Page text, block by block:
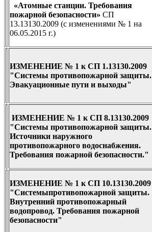
«Атомные станции. Требования
пожарной безопасности» СП
13.13130.2009 (с изменениями № 1 на
06.05.2015 г.)
ИЗМЕНЕНИЕ № 1 к СП 1.13130.2009
"Системы противопожарной защиты.
Эвакуационные пути и выходы"
ИЗМЕНЕНИЕ № 1 к СП 8.13130.2009
"Системы противопожарной защиты.
Источники наружного
противопожарного водоснабжения.
Требования пожарной безопасности."
ИЗМЕНЕНИЕ № 1 к СП 10.13130.2009
"Системыпротивопожарной защиты.
Внутренний противопожарный
водопровод. Требования пожарной
безопасности"